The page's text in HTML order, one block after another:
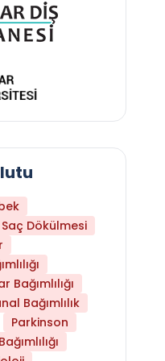
Yaşlanmayı
Saç Dökülmesi
Bağımlılığı
Bağımlılık
Parkinson